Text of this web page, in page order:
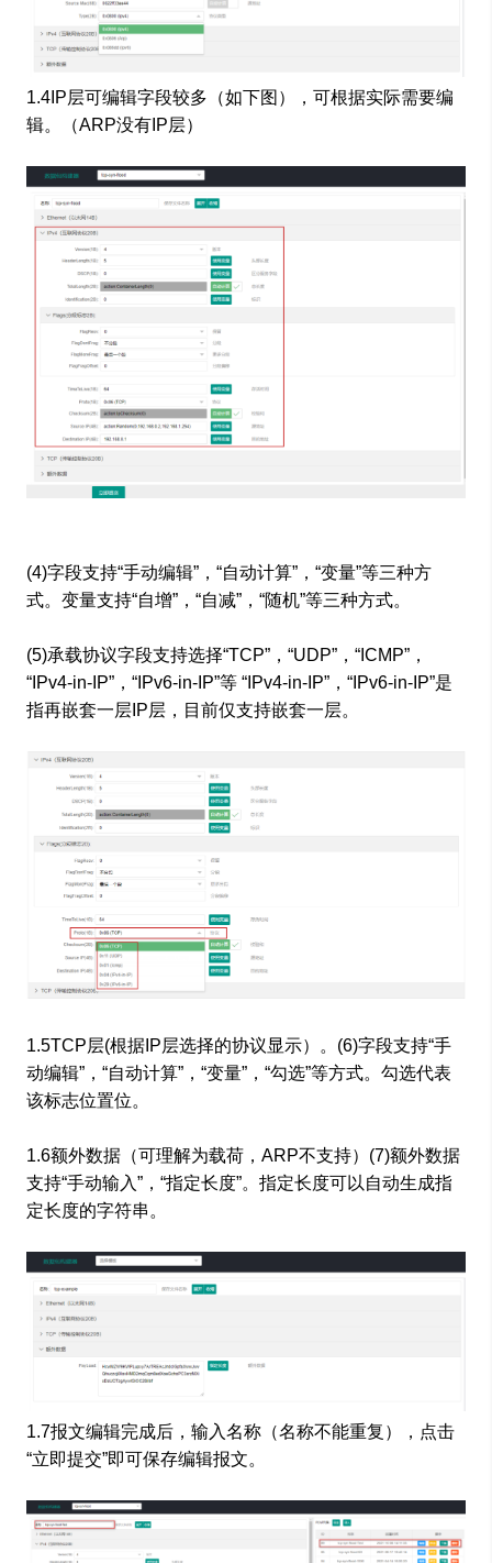
1.4IP层可编辑字段较多（如下图），可根据实际需要编
辑。（ARP没有IP层）
(4)字段支持“手动编辑”，“自动计算”，“变量”等三种方
式。变量支持“自增”，“自减”，“随机”等三种方式。
(5)承载协议字段支持选择“TCP”，“UDP”，“ICMP”，
“IPv4-in-IP”，“IPv6-in-IP”等 “IPv4-in-IP”，“IPv6-in-IP”是
指再嵌套一层IP层，目前仅支持嵌套一层。
1.5TCP层(根据IP层选择的协议显示）。(6)字段支持“手
动编辑”，“自动计算”，“变量”，“勾选”等方式。勾选代表
该标志位置位。
1.6额外数据（可理解为载荷，ARP不支持）(7)额外数据
支持“手动输入”，“指定长度”。指定长度可以自动生成指
定长度的字符串。
1.7报文编辑完成后，输入名称（名称不能重复），点击
“立即提交”即可保存编辑报文。